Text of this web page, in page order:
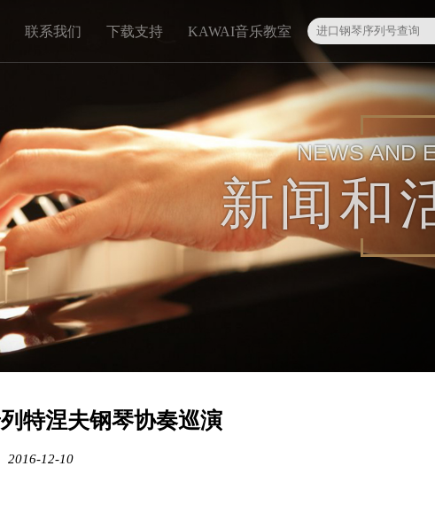
联系我们 下载支持 KAWAI音乐教室
NEWS AND
新闻和
特涅夫钢琴协奏巡演
2016-12-10